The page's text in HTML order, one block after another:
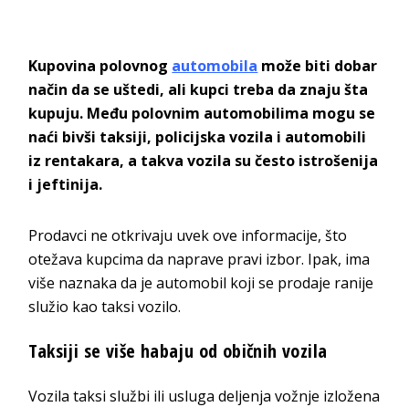
Kupovina polovnog automobila može biti dobar
način da se uštedi, ali kupci treba da znaju šta
kupuju. Među polovnim automobilima mogu se
naći bivši taksiji, policijska vozila i automobili
iz rentakara, a takva vozila su često istrošenija
i jeftinija.
Prodavci ne otkrivaju uvek ove informacije, što
otežava kupcima da naprave pravi izbor. Ipak, ima
više naznaka da je automobil koji se prodaje ranije
služio kao taksi vozilo.
Taksiji se više habaju od običnih vozila
Vozila taksi službi ili usluga deljenja vožnje izložena